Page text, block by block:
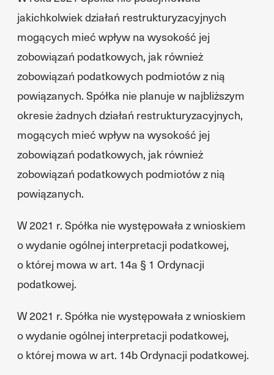
jakichkolwiek działań restrukturyzacyjnych
mogących mieć wpływ na wysokość jej
zobowiązań podatkowych, jak również
zobowiązań podatkowych podmiotów z nią
powiązanych. Spółka nie planuje w najbliższym
okresie żadnych działań restrukturyzacyjnych,
mogących mieć wpływ na wysokość jej
zobowiązań podatkowych, jak również
zobowiązań podatkowych podmiotów z nią
powiązanych.
W 2021 r. Spółka nie występowała z wnioskiem
o wydanie ogólnej interpretacji podatkowej,
o której mowa w art. 14a § 1 Ordynacji
podatkowej.
W 2021 r. Spółka nie występowała z wnioskiem
o wydanie ogólnej interpretacji podatkowej,
o której mowa w art. 14b Ordynacji podatkowej.